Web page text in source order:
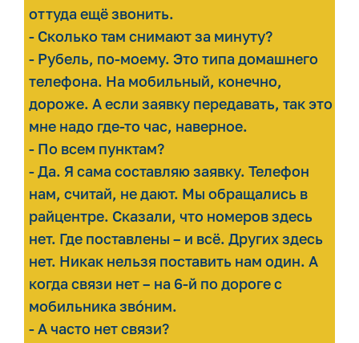
оттуда ещё звонить.
- Сколько там снимают за минуту?
- Рубель, по-моему. Это типа домашнего
телефона. На мобильный, конечно,
дороже. А если заявку передавать, так это
мне надо где-то час, наверное.
- По всем пунктам?
- Да. Я сама составляю заявку. Телефон
нам, считай, не дают. Мы обращались в
райцентре. Сказали, что номеров здесь
нет. Где поставлены – и всё. Других здесь
нет. Никак нельзя поставить нам один. А
когда связи нет – на 6-й по дороге с
мобильника звóним.
- А часто нет связи?